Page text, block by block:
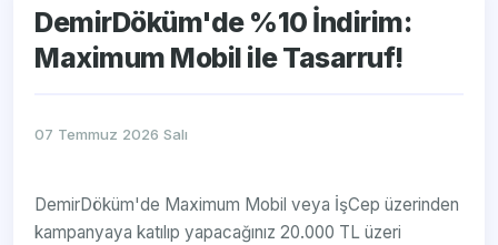
DemirDöküm'de %10 İndirim:
Maximum Mobil ile Tasarruf!
07 Temmuz 2026 Salı
DemirDöküm'de Maximum Mobil veya İşCep üzerinden
kampanyaya katılıp yapacağınız 20.000 TL üzeri